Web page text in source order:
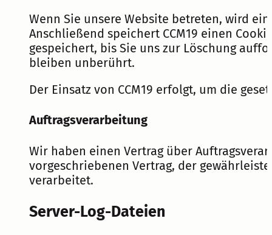
Wenn Sie unsere Website betreten, wird
Anschließend speichert CCM19 einen
gespeichert, bis Sie uns zur Löschung
bleiben unberührt.
Der Einsatz von CCM19 erfolgt, um die
Auftragsverarbeitung
Wir haben einen Vertrag über
vorgeschriebenen Vertrag, der
verarbeitet.
Server-Log-Dateien